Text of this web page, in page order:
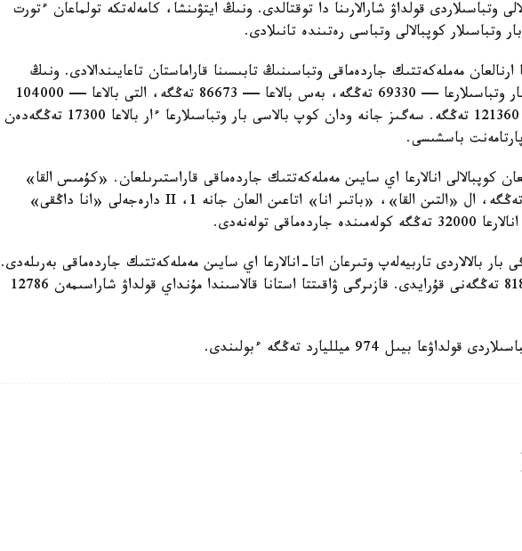
وتباسىلاردى قولداۋ شارالارىنا دا توقتالدى. ونىڭ ايتۋىنشا، كامەلەتكە تولماعان ءتورت
وتباسىلار كوپبالالى وتباسى رەتىندە تانىلادى.
ارنالعان مەملەكەتتىك جاردەماقى وتباسىنىڭ تابىسىنا قاراماستان تاعايىندالادى. ونىڭ
مولشەرى ءتورت بالاسى بار وتباسىلارعا — 69330 تەڭگە، بەس بالاعا — 86673 تەڭگە، التى بالاعا — 104000
تەڭگە، جەتى بالاعا — 121360 تەڭگە. سەگىز جانە ودان كوپ بالاسى بار وتباسىلارعا ءار بالاعا 17300 تەڭگەدەن
باسشىسى.
كوپبالالى انالارعا اي سايىن مەملەكەتتىك جاردەماقى قاراستىرىلعان. «كۇمىس القا»
يەگەرلەرىنە — 27680 تەڭگە، ال «التىن القا»، «باتىر انا» اتاعىن العان جانە 1، II دارەجەلى «انا داڭقى»
تولەنەدى.
بالالاردى تاربيەلەپ وتىرعان اتا-انالارعا اي سايىن مەملەكەتتىك جاردەماقى بەرىلەدى.
بيىل ونىڭ مولشەرى 81871 تەڭگەنى قۇرايدى. قازىرگى ۋاقىتتا استانا قالاسىندا مۇنداي قولداۋ شاراسىمەن 12786
بيىل 974 ميلليارد تەڭگە ءبولىندى.